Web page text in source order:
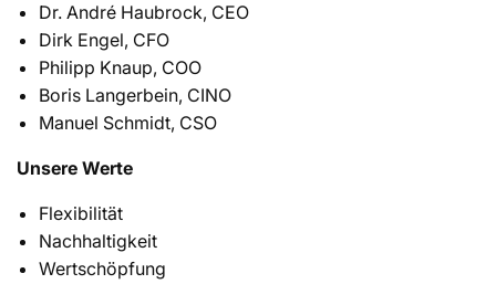
Dr. André Haubrock, CEO
Dirk Engel, CFO
Philipp Knaup, COO
Boris Langerbein, CINO
Manuel Schmidt, CSO
Unsere Werte
Flexibilität
Nachhaltigkeit
Wertschöpfung